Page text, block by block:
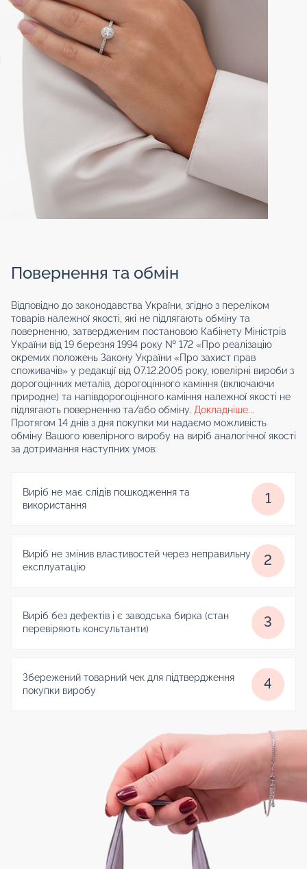
Повернення та обмін
Відповідно до законодавства України, згідно з переліком
товарів належної якості, які не підлягають обміну та
поверненню, затвердженим постановою Кабінету Міністрів
України від 19 березня 1994 року № 172 «Про реалізацію
окремих положень Закону України «Про захист прав
споживачів» у редакції від 07.12.2005 року, ювелірні вироби з
дорогоцінних металів, дорогоцінного каміння (включаючи
природне) та напівдорогоцінного каміння належної якості не
підлягають поверненню та/або обміну. Докладніше...
Протягом 14 днів з дня покупки ми надаємо можливість
обміну Вашого ювелірного виробу на виріб аналогічної якості
за дотримання наступних умов:
Виріб не має слідів пошкодження та
використання
1
Виріб не змінив властивостей через неправильну
експлуатацію
2
Виріб без дефектів і є заводська бирка (стан
перевіряють консультанти)
3
Збережений товарний чек для підтвердження
покупки виробу
4